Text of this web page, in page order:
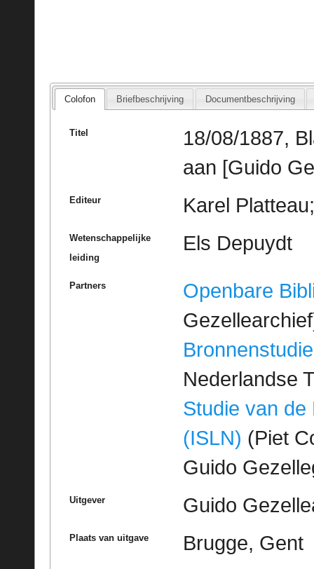
Colofon Briefbeschrijving Documentbeschrijving
Titel
18/08/1887,
aan [Guido
Editeur Karel
Wetenschappelijke
leiding
Els Depuydt
Partners
Openbare
Bronnenstudie
Nederlandse
Studie van de
(ISLN) (Piet
Guido
Uitgever Guido
Plaats van uitgave Brugge, Gent